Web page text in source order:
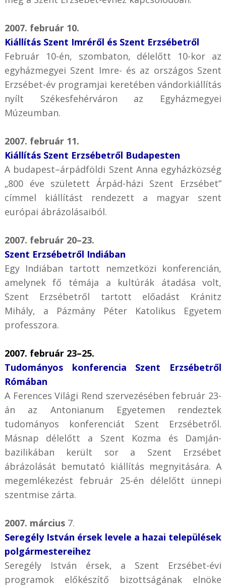
2007. február 10.
Kiállítás Szent Imréről és Szent Erzsébetről
Február 10-én, szombaton, délelőtt 10-kor az
egyházmegyei Szent Imre- és az országos Szent
Erzsébet-év programjai keretében vándorkiállítás
nyílt Székesfehérváron az Egyházmegyei
Múzeumban.
2007. február 11.
Kiállítás Szent Erzsébetről Budapesten
A budapest–árpádföldi Szent Anna egyházközség
„800 éve született Árpád-házi Szent Erzsébet”
címmel kiállítást rendezett a magyar szent
európai ábrázolásaiból.
2007. február 20–23.
Szent Erzsébetről Indiában
Egy Indiában tartott nemzetközi konferencián,
amelynek fő témája a kultúrák átadása volt,
Szent Erzsébetről tartott előadást Kránitz
Mihály, a Pázmány Péter Katolikus Egyetem
professzora.
2007. február 23–25.
Tudományos konferencia Szent Erzsébetről
Rómában
A Ferences Világi Rend szervezésében február 23-
án az Antonianum Egyetemen rendeztek
tudományos konferenciát Szent Erzsébetről.
Másnap délelőtt a Szent Kozma és Damján-
bazilikában került sor a Szent Erzsébet
ábrázolását bemutató kiállítás megnyitására. A
megemlékezést február 25-én délelőtt ünnepi
szentmise zárta.
2007. március7.
Seregély István érsek levele a hazai települések
polgármestereihez
Seregély István érsek, a Szent Erzsébet-évi
programok előkészítő bizottságának elnöke